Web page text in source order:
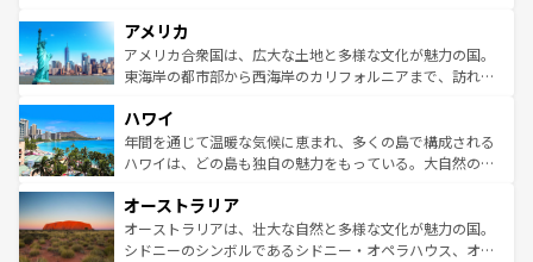
ンツ一覧を参照してほしい。
の建物がそのまま残る町や、スイスならではのユニークな
博物館もあり、アルプス観光だけでなく町歩きも満喫する
ことができる。国民の所得が高いため物価も高いが、旅行
ば市内交通費無料で観光を楽しむこともできる。 なお、新
着のスイス情報はコンテンツ一覧 を参照してほしい。
アメリカ
アメリカ合衆国は、広大な土地と多様な文化が魅力の国。
東海岸の都市部から西海岸のカリフォルニアまで、訪れる
のような巨大都市は、観光、ショッピング、エンターテイ
ンメントが詰まった刺激的なスポットだ。一方、アメリカ
西部には大自然が広がり、グランドキャニオンやイエロー
部のニューオーリンズでは、音楽と美食が融合した独特の
文化が魅力。旅行者はアメリカの各地域で異なる魅力を楽
しみながら、その多様性と豊かな歴史を感じることができ
ハワイ
年間を通じて温暖な気候に恵まれ、多くの島で構成される
ハワイは、どの島も独自の魅力をもっている。大自然の神
ワイ島は見逃せない。また、定番の観光地といえばオアフ
島だが、静かな自然を求めるならマウイ島やカウアイ島が
おすすめ。エメラルドグリーンに輝く海をはじめ、豊かな
オーストラリア
オーストラリアは、壮大な自然と多様な文化が魅力の国。
シドニーのシンボルであるシドニー・オペラハウス、オー